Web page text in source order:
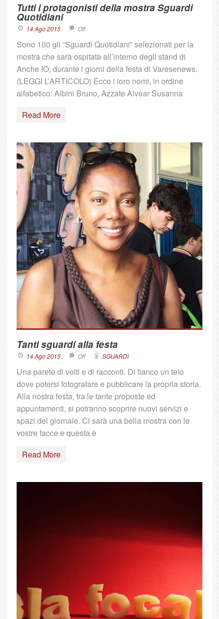
Tutti i protagonisti della mostra Sguardi
Quotidiani
14 Ago 2015 Off
Sono 100 gli “Sguardi Quotidiani” selezionati per la
mostra che sarà ospitata all’interno degli stand di
Anche IO, durante i giorni della festa di Varesenews.
(LEGGI L’ARTICOLO) Ecco i loro nomi, in ordine
alfabetico: Albini Bruno, Azzate Alvear Susanna
Read More
Tanti sguardi alla festa
14 Ago 2015 Off SGUARDI
Una parete di volti e di racconti. Di fianco un telo
dove potersi fotografare e pubblicare la propria storia.
Alla nostra festa, tra le tante proposte ed
appuntamenti, si potranno scoprire nuovi servizi e
spazi del giornale. Ci sarà una bella mostra con le
vostre facce e questa è
Read More